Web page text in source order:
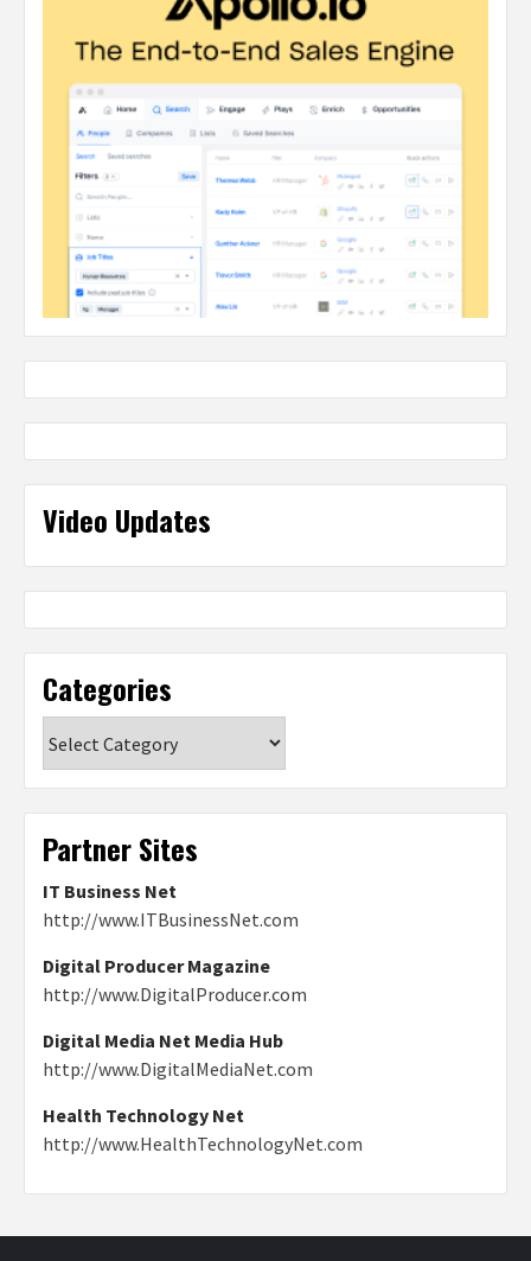
Video Updates
Categories
Partner Sites
IT Business Net
http://www.ITBusinessNet.com
Digital Producer Magazine
http://www.DigitalProducer.com
Digital Media Net Media Hub
http://www.DigitalMediaNet.com
Health Technology Net
http://www.HealthTechnologyNet.com